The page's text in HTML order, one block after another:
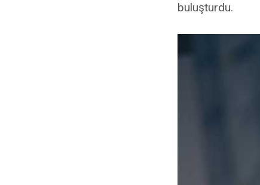
buluşturdu.